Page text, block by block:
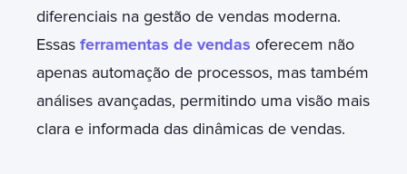
diferenciais na gestão de vendas moderna.
Essas ferramentas de vendas oferecem não
apenas automação de processos, mas também
análises avançadas, permitindo uma visão mais
clara e informada das dinâmicas de vendas.